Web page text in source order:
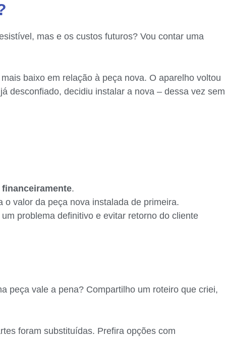
mas e os custos futuros? Vou contar uma
baixo em relação à peça nova. O aparelho voltou
desconfiado, decidiu instalar a nova – dessa vez sem
.
valor da peça nova instalada de primeira.
problema definitivo e evitar retorno do cliente
peça vale a pena? Compartilho um roteiro que criei,
foram substituídas. Prefira opções com